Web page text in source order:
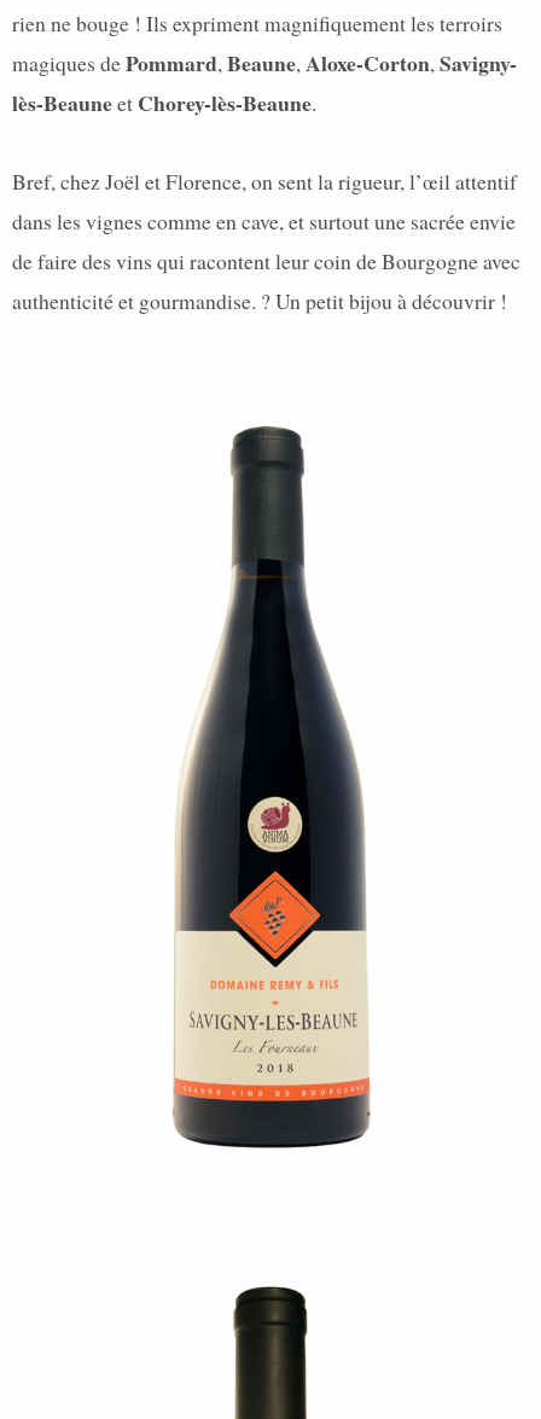
rien ne bouge ! Ils expriment magnifiquement les terroirs
magiques dePommard,Beaune,Aloxe-Corton,Savigny-
lès-Beauneet Chorey-lès-Beaune.
Bref, chez Joël et Florence, on sent la rigueur, l’œil attentif
dans les vignes comme en cave, et surtout une sacrée envie
de faire des vins qui racontent leur coin de Bourgogne avec
authenticité et gourmandise. ? Un petit bijou à découvrir !